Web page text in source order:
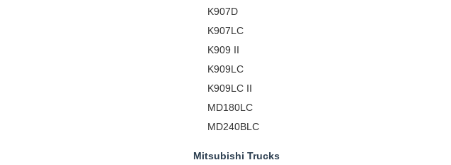
K907D
K907LC
K909 II
K909LC
K909LC II
MD180LC
MD240BLC
Mitsubishi Trucks